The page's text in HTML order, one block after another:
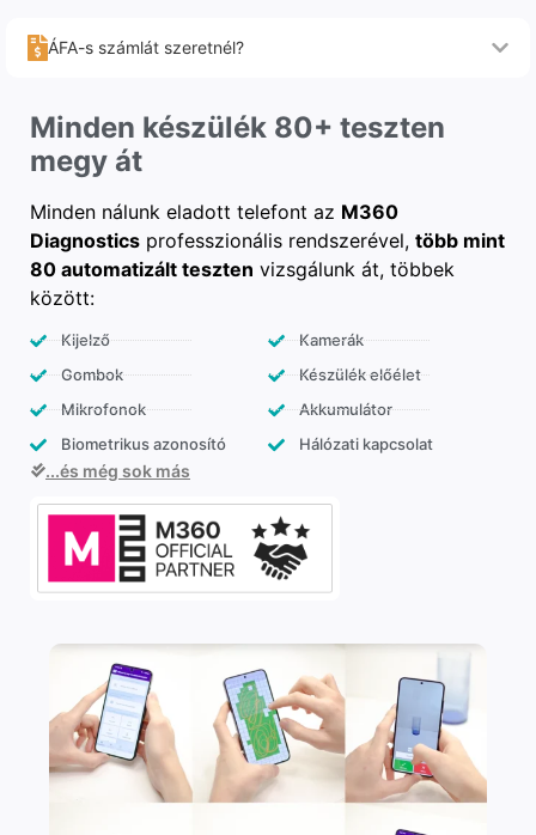
ÁFA-s számlát szeretnél?
Minden készülék 80+ teszten
megy át
Minden nálunk eladott telefont az M360
Diagnostics professzionális rendszerével, több mint
80 automatizált teszten vizsgálunk át, többek
között:
Kijelző
Gombok
Mikrofonok
Biometrikus azonosító
Kamerák
Készülék előélet
Akkumulátor
Hálózati kapcsolat
...és még sok más